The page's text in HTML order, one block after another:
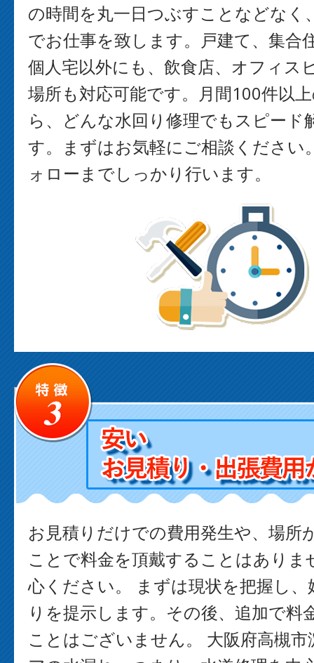
の時間を丸一日つぶすことなどなく
でお仕事を致します。戸建て、集合
個人宅以外にも、飲食店、オフィス
場所も対応可能です。月間100件以
ら、どんな水回り修理でもスピード
す。まずはお気軽にご相談ください
ォローまでしっかり行います。
お見積りだけでの費用発生や、場所
ことで料金を頂戴することはありま
心ください。 まずは現状を把握し
りを提示します。その後、追加で料
ことはございません。 大阪府高槻